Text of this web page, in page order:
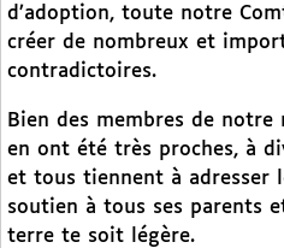
d’adoption, toute notre
créer de nombreux et
contradictoires.
Bien des membres de
en ont été très proches, à
et tous tiennent à adresser
soutien à tous ses parents
terre te soit légère.